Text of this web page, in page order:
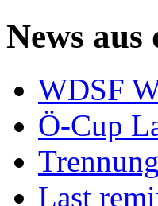
News
WDSF
Ö-Cup
Last